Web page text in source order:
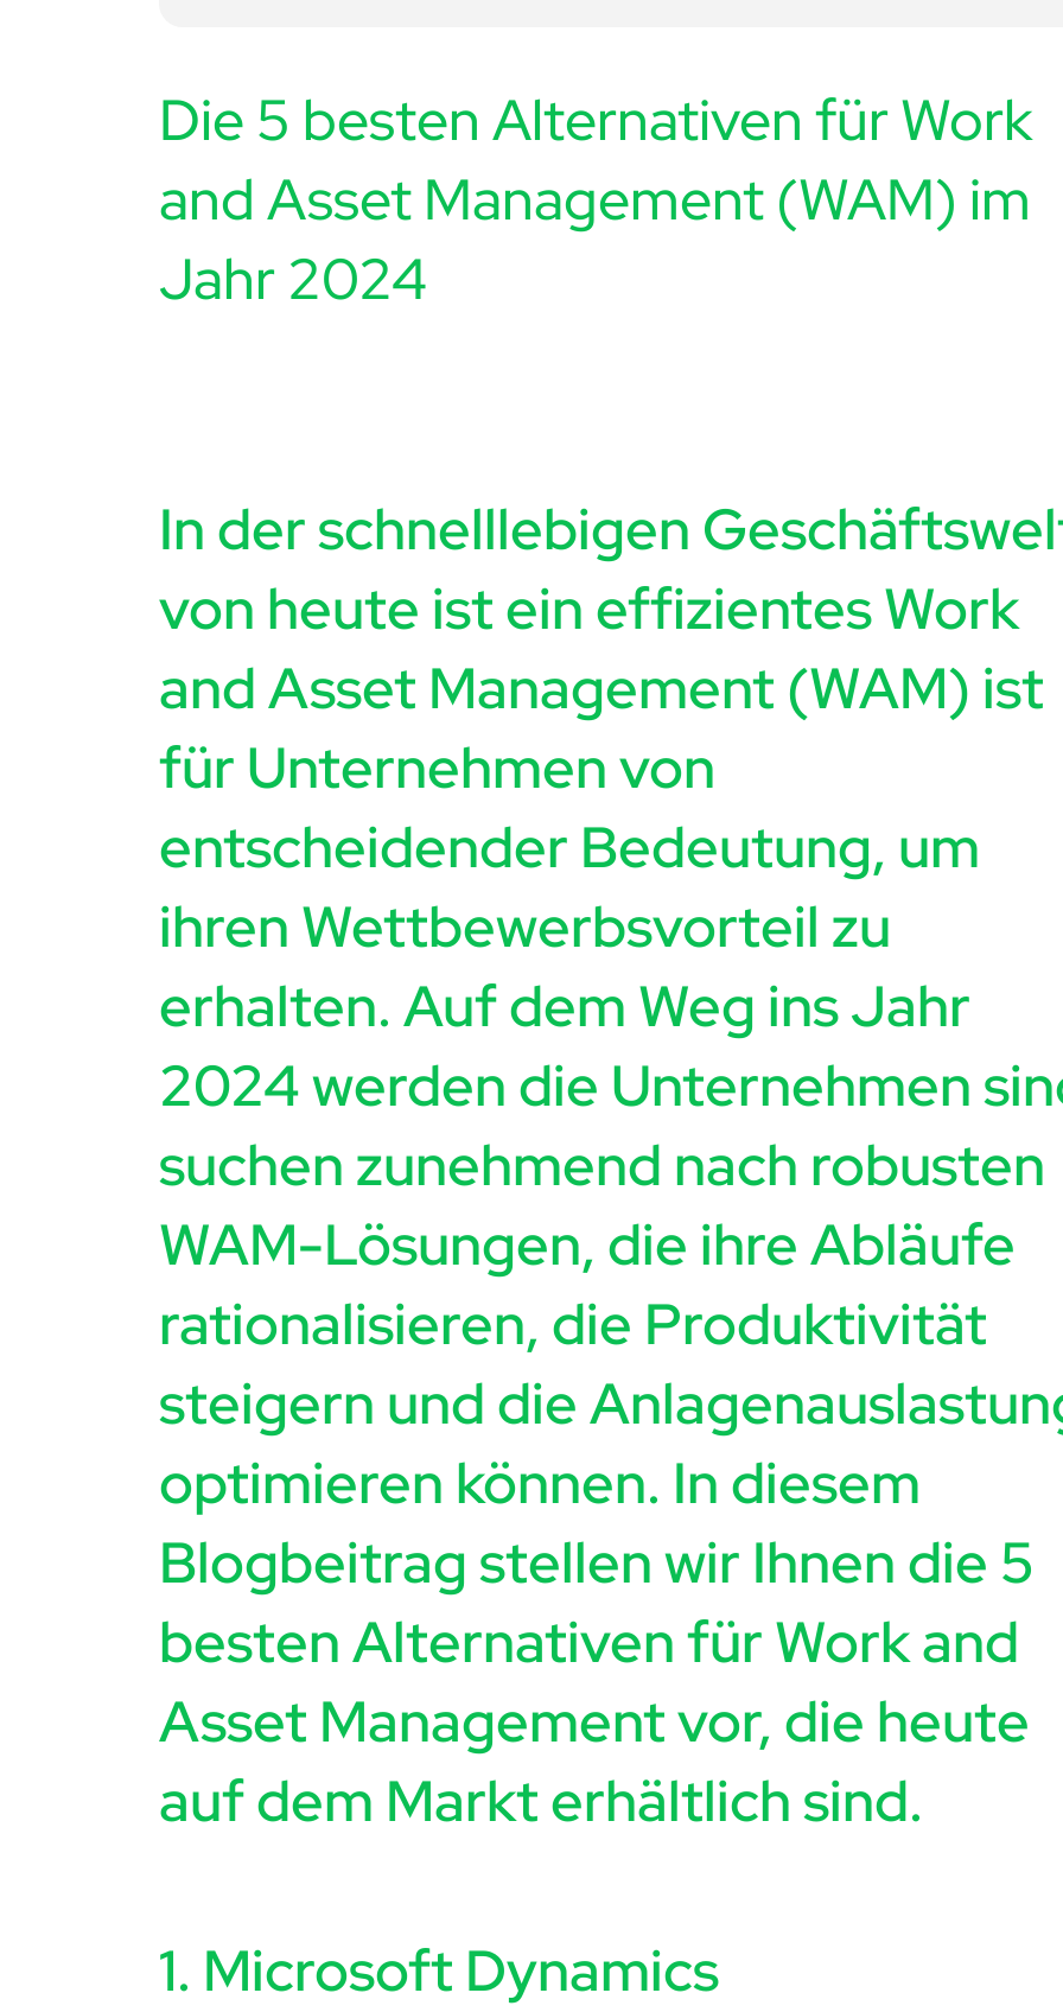
Die 5 besten Alternativen für Work
and Asset Management (WAM) im
Jahr 2024
In der schnelllebigen
von heute ist ein effizientes Work
and Asset Management (WAM) ist
für Unternehmen von
entscheidender Bedeutung, um
ihren Wettbewerbsvorteil zu
erhalten. Auf dem Weg ins Jahr
2024 werden die Unternehmen
suchen zunehmend nach robusten
WAM-Lösungen, die ihre Abläufe
rationalisieren, die Produktivität
steigern und die
optimieren können. In diesem
Blogbeitrag stellen wir Ihnen die 5
besten Alternativen für Work and
Asset Management vor, die heute
auf dem Markt erhältlich sind.
1. Microsoft Dynamics